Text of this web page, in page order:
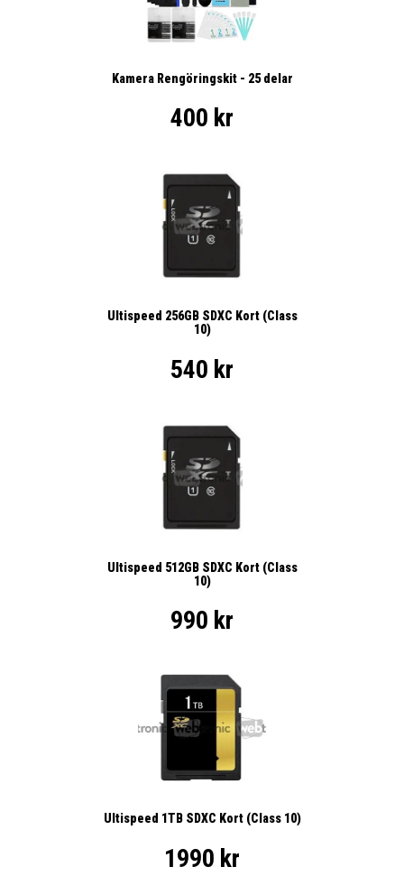
Kamera Rengöringskit - 25 delar
400 kr
Ultispeed 256GB SDXC Kort (Class
10)
540 kr
Ultispeed 512GB SDXC Kort (Class
10)
990 kr
Ultispeed 1TB SDXC Kort (Class 10)
1990 kr